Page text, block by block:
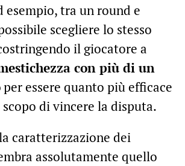
esempio, tra un round e
scegliere lo stesso
il giocatore a
con più di un
per essere quanto più efficace
di vincere la disputa.
caratterizzazione dei
assolutamente quello